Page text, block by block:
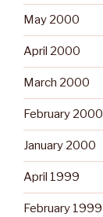
May 2000
April 2000
March 2000
February 2000
January 2000
April 1999
February 1999